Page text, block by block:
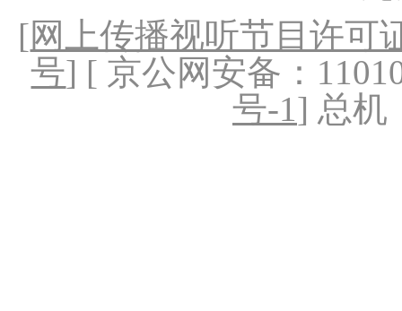
[网上传播视听节目许可
号] [ 京公网安备：
号-1] 总机